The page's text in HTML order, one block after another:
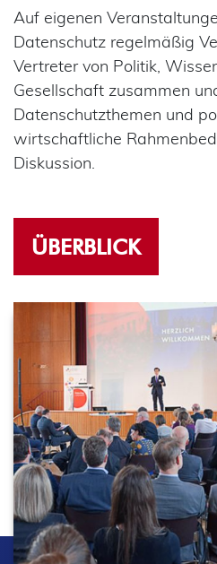
Auf eigenen
Datenschutz regelmäßig
Vertreter von Politik,
Gesellschaft zusammen
Datenschutzthemen und
wirtschaftliche
Diskussion.
ÜBERBLICK